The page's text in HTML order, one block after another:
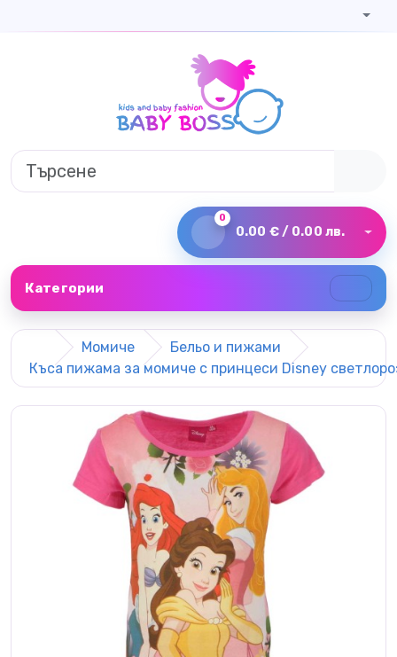
0
0.00 € / 0.00 лв.
Категории
Момиче
Бельо и пижами
Къса пижама за момиче с принцеси Disney